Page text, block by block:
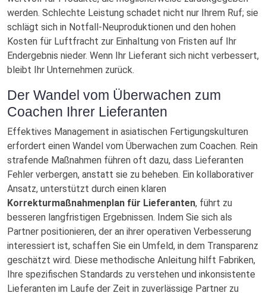
werden. Schlechte Leistung schadet nicht nur Ihrem Ruf; sie
schlägt sich in Notfall-Neuproduktionen und den hohen
Kosten für Luftfracht zur Einhaltung von Fristen auf Ihr
Endergebnis nieder. Wenn Ihr Lieferant sich nicht verbessert,
bleibt Ihr Unternehmen zurück.
Der Wandel vom Überwachen zum
Coachen Ihrer Lieferanten
Effektives Management in asiatischen Fertigungskulturen
erfordert einen Wandel vom Überwachen zum Coachen. Rein
strafende Maßnahmen führen oft dazu, dass Lieferanten
Fehler verbergen, anstatt sie zu beheben. Ein kollaborativer
Ansatz, unterstützt durch einen klaren
Korrekturmaßnahmenplan für Lieferanten, führt zu
besseren langfristigen Ergebnissen. Indem Sie sich als
Partner positionieren, der an ihrer operativen Verbesserung
interessiert ist, schaffen Sie ein Umfeld, in dem Transparenz
geschätzt wird. Diese methodische Anleitung hilft Fabriken,
Ihre spezifischen Standards zu verstehen und inkonsistente
Lieferanten im Laufe der Zeit in zuverlässige Partner zu